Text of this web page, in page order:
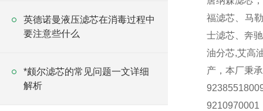
英德诺曼液压滤芯在消毒过程中
要注意些什么
*颇尔滤芯的常见问题一文详细
解析
福滤芯、 马
士滤芯、 奔
油分芯,艾高
产， 本厂秉